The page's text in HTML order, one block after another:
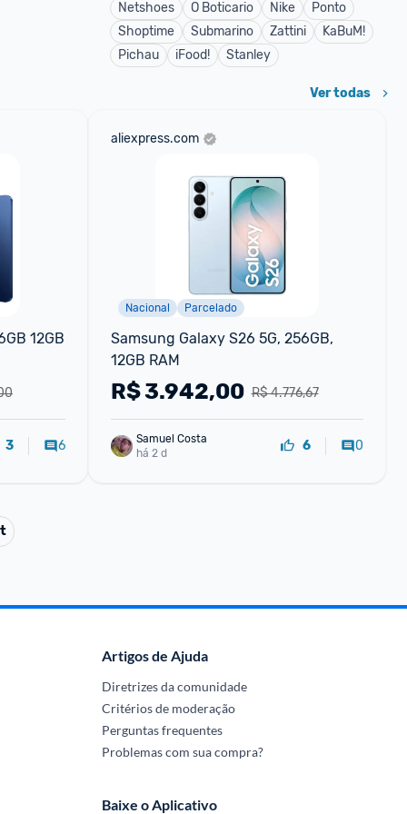
Netshoes O Boticario Nike
Ponto
Shoptime
Submarino Zattini
KaBuM!
Pichau
iFood! Stanley
Ver todas
12GB
3 6
aliexpress.com
Nacional Parcelado
Samsung Galaxy S26 5G, 256GB,
12GB RAM
R$ 4.776,67
R$3.942,00
Samuel Costa
há 2 d
6 0
Artigos de Ajuda
Diretrizes da comunidade
Critérios de moderação
Perguntas frequentes
Problemas com sua compra?
Baixe o Aplicativo